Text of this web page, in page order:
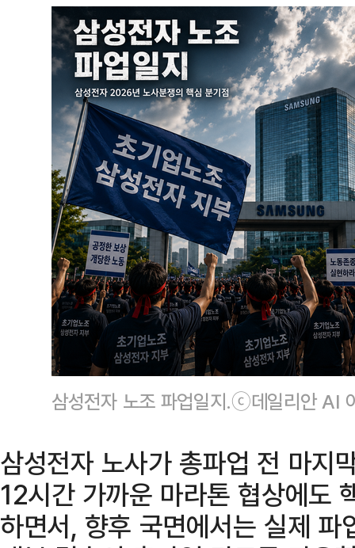
삼성전자 노조 파업일지.ⓒ데일리안 AI
삼성전자 노사가 총파업 전 마지
12시간 가까운 마라톤 협상에도
하면서, 향후 국면에서는 실제